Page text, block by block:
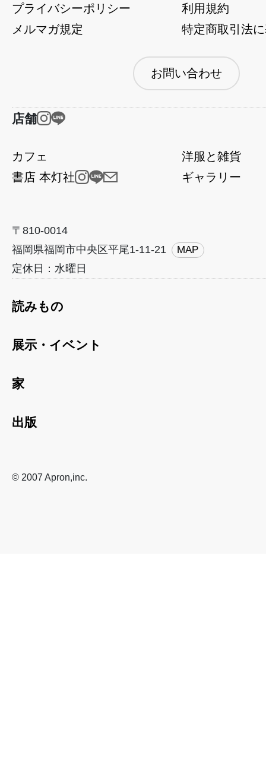
プライバシーポリシー
利用規約
メルマガ規定
特定商取引法
お問い合わせ
店舗
カフェ
洋服と雑貨
書店 本灯社
ギャラリー
〒810-0014
福岡県福岡市中央区平尾1-11-21
MAP
定休日：水曜日
読みもの
展示・イベント
家
出版
© 2007 Apron,inc.